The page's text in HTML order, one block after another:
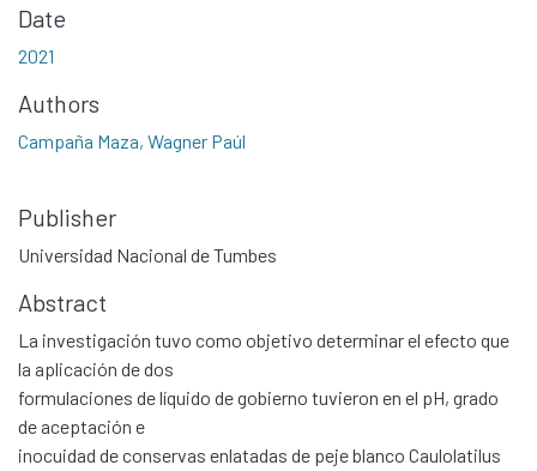
Date
2021
Authors
Campaña Maza, Wagner Paúl
Publisher
Universidad Nacional de Tumbes
Abstract
La investigación tuvo como objetivo determinar el efecto que
la aplicación de dos
formulaciones de líquido de gobierno tuvieron en el pH, grado
de aceptación e
inocuidad de conservas enlatadas de peje blanco Caulolatilus